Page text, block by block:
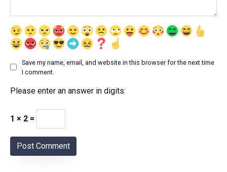
Save my name, email, and website in this browser for the next time
I comment.
Please enter an answer in digits:
1 × 2 =